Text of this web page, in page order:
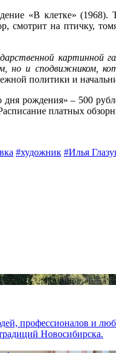
«В клетке»
на птичку,
но и сподвижником,
политики и
рождения» – 500
платных
#художник #Илья
профессионалов и
Новосибирска.